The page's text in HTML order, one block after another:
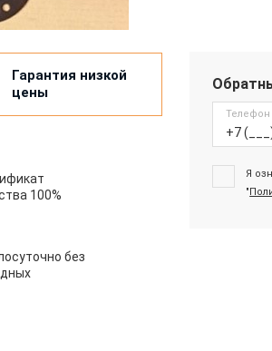
Гарантия низкой
цены
100%
без
Телефон
Я
"